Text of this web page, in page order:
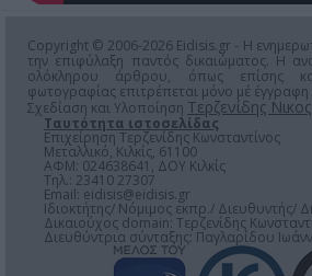
Copyright © 2006-2026 Eidisis.gr - Η
την επιφύλαξη παντός δικαιώματος. Η
ολόκληρου άρθρου, όπως επίσης
φωτογραφίας επιτρέπεται μόνο μέ
Σχεδίαση και Υλοποίηση Τερζενίδης Νικος
Ταυτότητα ιστοσελίδας
Επιχείρηση Τερζενίδης Κωνσταντίνος
Μεταλλικό, Κιλκίς, 61100
ΑΦΜ: 024638641, ΔΟΥ Κιλκίς
Τηλ.: 23410 27307
Email: eidisis@eidisis.gr
Ιδιοκτήτης/ Νόμιμος εκπρ./ Διευθυντής/
Δικαιούχος domain: Τερζενίδης
Διευθύντρια σύνταξης: Παγλαρίδου